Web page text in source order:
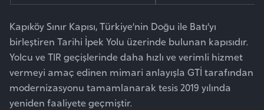
Kapıköy Sınır Kapısı, Türkiye’nin Doğu ile Batı’yı
birleştiren Tarihi İpek Yolu üzerinde bulunan kapısıdır.
Yolcu ve TIR geçişlerinde daha hızlı ve verimli hizmet
vermeyi amaç edinen mimari anlayışla GTİ tarafından
modernizasyonu tamamlanarak tesis 2019 yılında
yeniden faaliyete geçmiştir.